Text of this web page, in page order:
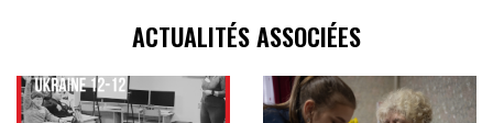
ACTUALITÉS ASSOCIÉES